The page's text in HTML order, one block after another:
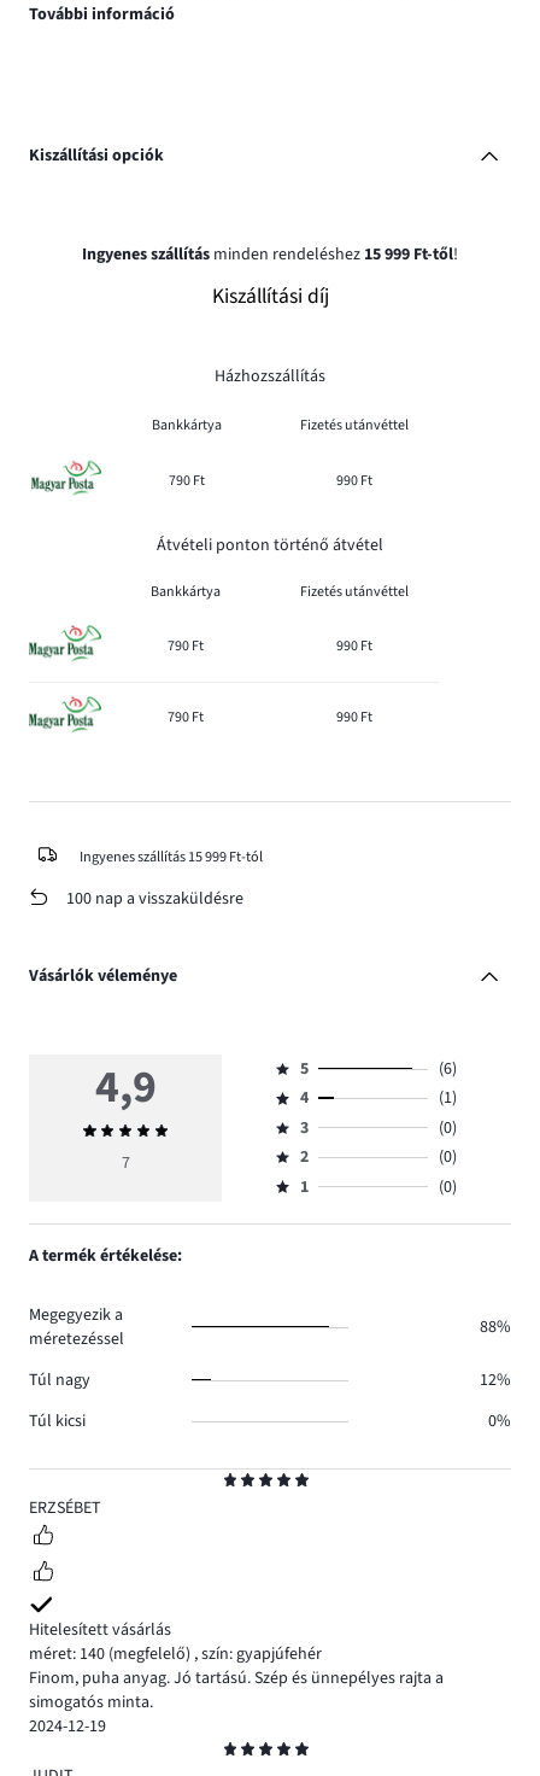
További információ
Kiszállítási opciók
Ingyenes szállítás minden rendeléshez 15 999 Ft-től!
Kiszállítási díj
Házhozszállítás
Bankkártya Fizetés utánvéttel
790 Ft 990 Ft
Átvételi ponton történő átvétel
Bankkártya Fizetés utánvéttel
790 Ft 990 Ft
790 Ft 990 Ft
Ingyenes szállítás 15 999 Ft-tól
100 nap a visszaküldésre
Vásárlók véleménye
5
ERZSÉBET
Hitelesített vásárlás
méret: 140 (megfelelő) ,szín: gyapjúfehér
Finom, puha anyag. Jó tartású. Szép és ünnepélyes rajta a
simogatós minta.
2024-12-19
4,9
Átlagos
értékelés
7
Osztályzat
5,
szavazatok
száma
6.
5
(6)
Osztályzat
4,
szavazatok
száma
4
(1)
Osztályzat
3,
szavazatok
3
(0)
Osztályzat
2,
2
(0)
Osztályzat
1,
1 (0)
A termék értékelése:
Megegyezik a
méretezéssel
88%
Túl nagy
12%
Túl kicsi
0%